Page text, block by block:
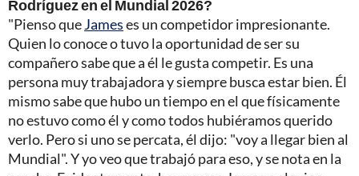
Rodríguez en el Mundial 2026?
"Pienso queJameses un competidor impresionante.
Quien lo conoce o tuvo la oportunidad de ser su
compañero sabe que a él le gusta competir. Es una
persona muy trabajadora y siempre busca estar bien. Él
mismo sabe que hubo un tiempo en el que físicamente
no estuvo como él y como todos hubiéramos querido
verlo. Pero si uno se percata, él dijo: "voy a llegar bien al
Mundial". Y yo veo que trabajó para eso, y se nota en la